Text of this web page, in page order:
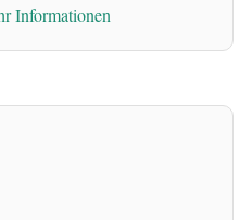
Informationen